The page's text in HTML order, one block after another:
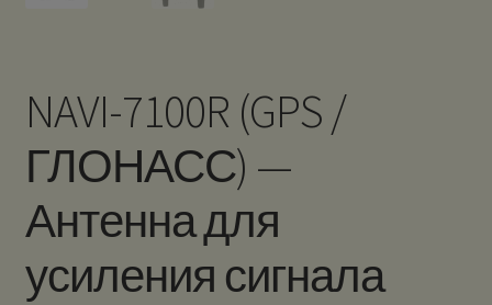
NAVI-7100R (GPS /
ГЛОНАСС) —
Антенна для
усиления сигнала